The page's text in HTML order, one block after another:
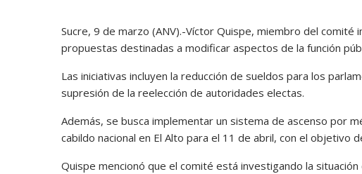
Sucre, 9 de marzo (ANV).-Víctor Quispe, miembro del comité
propuestas destinadas a modificar aspectos de la función
Las iniciativas incluyen la reducción de sueldos para los
supresión de la reelección de autoridades electas.
Además, se busca implementar un sistema de ascenso por
cabildo nacional en El Alto para el 11 de abril, con el objetivo
Quispe mencionó que el comité está investigando la